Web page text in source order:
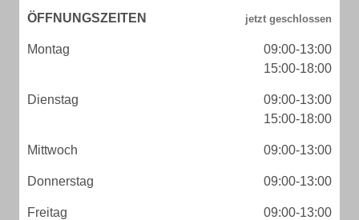
ÖFFNUNGSZEITEN
Montag
09:00-13:00
15:00-18:00
Dienstag
09:00-13:00
15:00-18:00
Mittwoch 09:00-13:00
Donnerstag 09:00-13:00
Freitag 09:00-13:00